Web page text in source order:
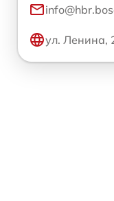
ул. Ленина,